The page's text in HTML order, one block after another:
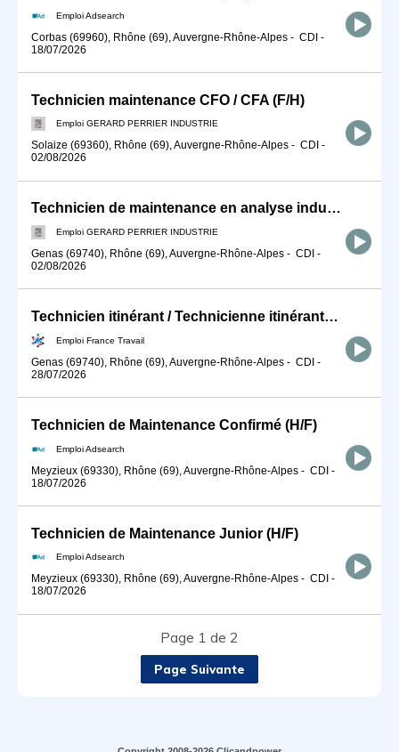
Emploi Adsearch
Corbas (69960), Rhône (69), Auvergne-Rhône-Alpes - CDI -
18/07/2026
Technicien maintenance CFO / CFA (F/H)
Emploi GERARD PERRIER INDUSTRIE
Solaize (69360), Rhône (69), Auvergne-Rhône-Alpes - CDI -
02/08/2026
Technicien de maintenance en analyse industrielle (F/H)
Emploi GERARD PERRIER INDUSTRIE
Genas (69740), Rhône (69), Auvergne-Rhône-Alpes - CDI -
02/08/2026
Technicien itinérant / Technicienne itinérante de maintenance ind (H/F)
Emploi France Travail
Genas (69740), Rhône (69), Auvergne-Rhône-Alpes - CDI -
28/07/2026
Technicien de Maintenance Confirmé (H/F)
Emploi Adsearch
Meyzieux (69330), Rhône (69), Auvergne-Rhône-Alpes - CDI -
18/07/2026
Technicien de Maintenance Junior (H/F)
Emploi Adsearch
Meyzieux (69330), Rhône (69), Auvergne-Rhône-Alpes - CDI -
18/07/2026
Page 1 de 2
Page Suivante